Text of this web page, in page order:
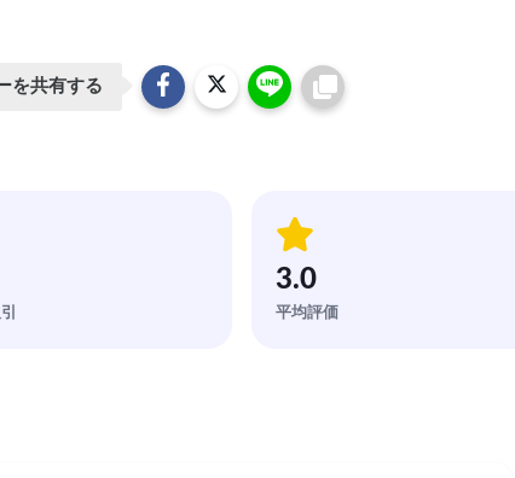
を共有する
3.0
平均評価